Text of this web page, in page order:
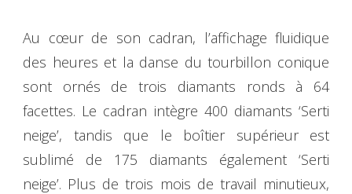
Au cœur de son cadran, l’affichage fluidique
des heures et la danse du tourbillon conique
sont ornés de trois diamants ronds à 64
facettes. Le cadran intègre 400 diamants ‘Serti
neige’, tandis que le boîtier supérieur est
sublimé de 175 diamants également ‘Serti
neige’. Plus de trois mois de travail minutieux,